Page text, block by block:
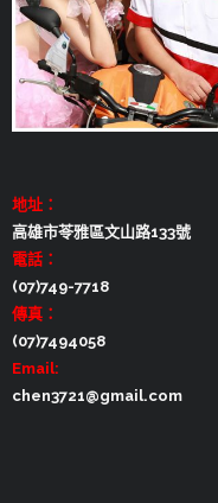
地址：
高雄市苓雅區文山路133號
電話：
(07)749-7718
傳真：
(07)7494058
Email:
chen3721@gmail.com